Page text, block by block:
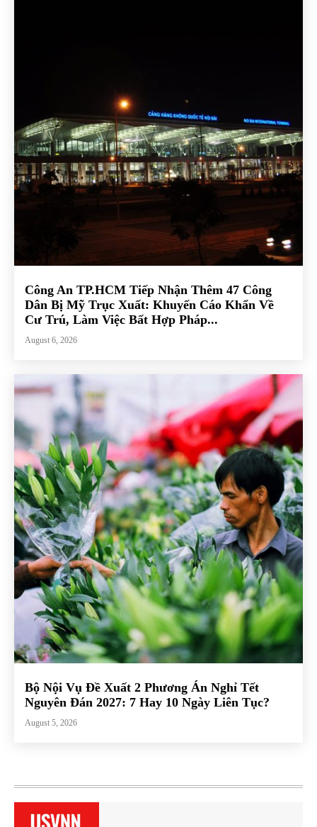
Công An TP.HCM Tiếp Nhận Thêm 47 Công
Dân Bị Mỹ Trục Xuất: Khuyến Cáo Khẩn Về
Cư Trú, Làm Việc Bất Hợp Pháp...
August 6, 2026
Bộ Nội Vụ Đề Xuất 2 Phương Án Nghỉ Tết
Nguyên Đán 2027: 7 Hay 10 Ngày Liên Tục?
August 5, 2026